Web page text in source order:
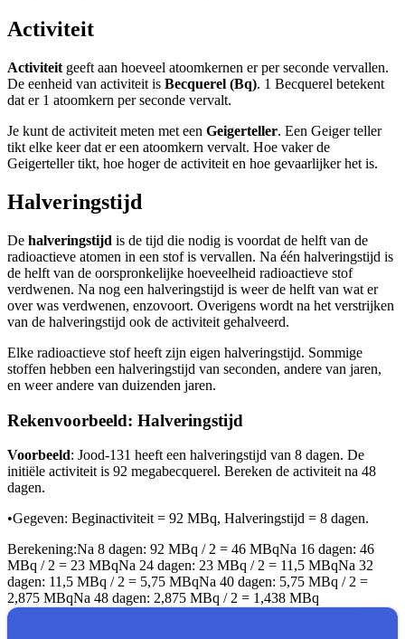
Activiteit
Activiteit geeft aan hoeveel atoomkernen er per seconde vervallen.
De eenheid van activiteit is Becquerel (Bq). 1 Becquerel betekent
dat er 1 atoomkern per seconde vervalt.
Je kunt de activiteit meten met een Geigerteller. Een Geiger teller
tikt elke keer dat er een atoomkern vervalt. Hoe vaker de
Geigerteller tikt, hoe hoger de activiteit en hoe gevaarlijker het is.
Halveringstijd
De halveringstijd is de tijd die nodig is voordat de helft van de
radioactieve atomen in een stof is vervallen. Na één halveringstijd is
de helft van de oorspronkelijke hoeveelheid radioactieve stof
verdwenen. Na nog een halveringstijd is weer de helft van wat er
over was verdwenen, enzovoort. Overigens wordt na het verstrijken
van de halveringstijd ook de activiteit gehalveerd.
Elke radioactieve stof heeft zijn eigen halveringstijd. Sommige
stoffen hebben een halveringstijd van seconden, andere van jaren,
en weer andere van duizenden jaren.
Rekenvoorbeeld: Halveringstijd
Voorbeeld: Jood-131 heeft een halveringstijd van 8 dagen. De
initiële activiteit is 92 megabecquerel. Bereken de activiteit na 48
dagen.
•Gegeven: Beginactiviteit = 92 MBq, Halveringstijd = 8 dagen.
Berekening:Na 8 dagen: 92 MBq / 2 = 46 MBqNa 16 dagen: 46
MBq / 2 = 23 MBqNa 24 dagen: 23 MBq / 2 = 11,5 MBqNa 32
dagen: 11,5 MBq / 2 = 5,75 MBqNa 40 dagen: 5,75 MBq / 2 =
2,875 MBqNa 48 dagen: 2,875 MBq / 2 = 1,438 MBq